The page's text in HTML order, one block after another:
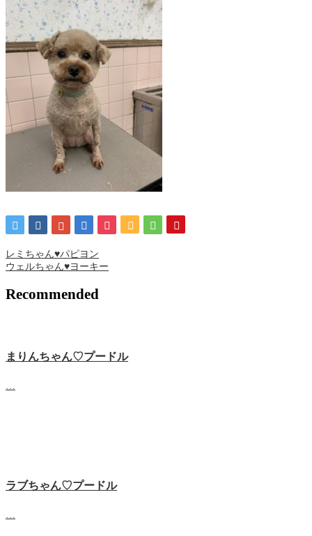
レミちゃん♥パピヨン
ウェルちゃん♥ヨーキー
Recommended
まりんちゃん♡プードル
ラブちゃん♡プードル